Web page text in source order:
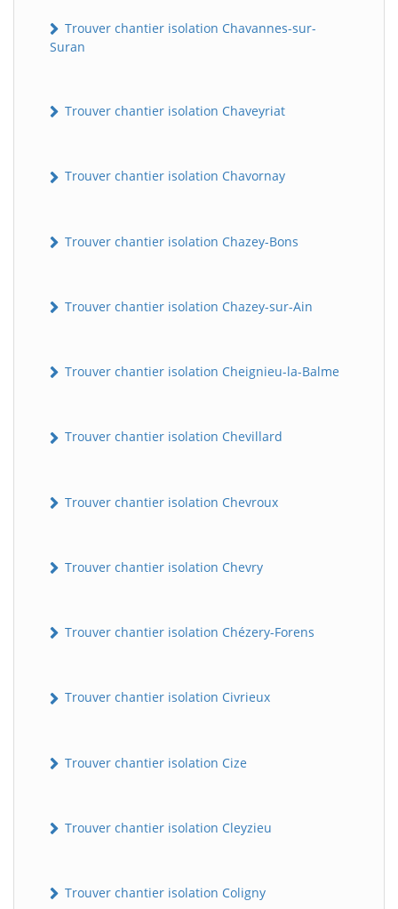
Trouver chantier isolation Chavannes-sur-
Suran
Trouver chantier isolation Chaveyriat
Trouver chantier isolation Chavornay
Trouver chantier isolation Chazey-Bons
Trouver chantier isolation Chazey-sur-Ain
Trouver chantier isolation Cheignieu-la-Balme
Trouver chantier isolation Chevillard
Trouver chantier isolation Chevroux
Trouver chantier isolation Chevry
Trouver chantier isolation Chézery-Forens
Trouver chantier isolation Civrieux
Trouver chantier isolation Cize
Trouver chantier isolation Cleyzieu
Trouver chantier isolation Coligny
BatiWebPro